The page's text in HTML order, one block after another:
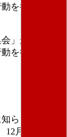
を行った。
」が、米兵
を行った。
らされなか
月22日に、